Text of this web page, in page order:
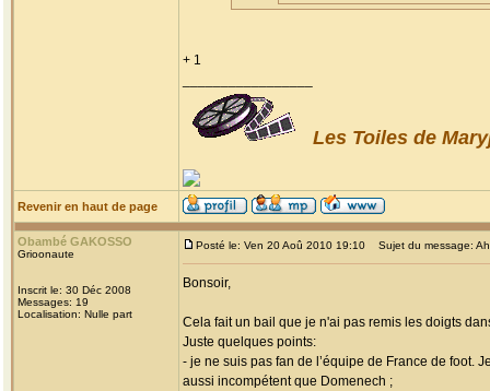
+ 1
Les Toiles de
Revenir en haut de page
Obambé GAKOSSO
Grioonaute
Inscrit le: 30 Déc 2008
Messages: 19
Localisation: Nulle part
Posté le: Ven 20 Aoû 2010 19:10 Sujet du message:
Bonsoir,
Cela fait un bail que je n'ai pas remis les doigts
Juste quelques points:
- je ne suis pas fan de l’équipe de France de foot.
aussi incompétent que Domenech ;